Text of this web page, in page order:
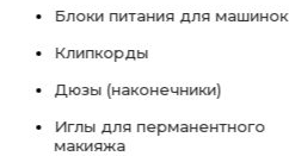
Блоки питания для машинок
Клипкорды
Дюзы (наконечники)
Иглы для перманентного
макияжа